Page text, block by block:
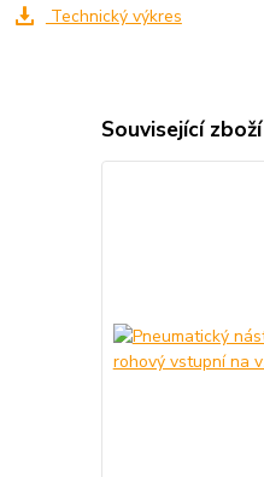
Technický výkres
Související zboží